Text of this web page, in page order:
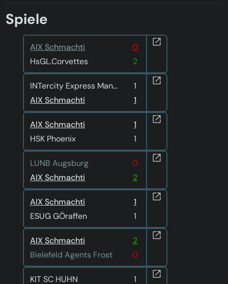
Spiele
AIX Schmachti
0
HsGL.Corvettes
2
INTercity Express Mannheim
1
AIX Schmachti
1
AIX Schmachti
1
HSK Phoenix
1
LUNB Augsburg
0
AIX Schmachti
2
AIX Schmachti
1
ESUG GÖraffen
1
AIX Schmachti
2
Bielefeld Agents Frost
0
KIT SC HUHN 1